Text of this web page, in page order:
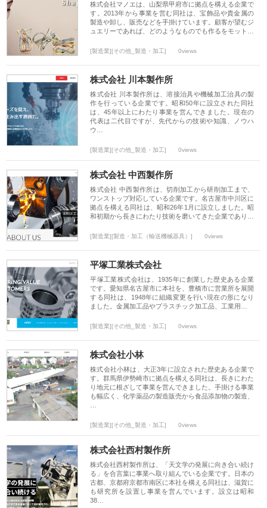
株式会社マノエは、山梨県甲府市に拠点を構える企業で
す。2013年から事業を営む同社は、宝飾品や貴金属の
製造や卸し、販売などを手掛けています。顧客が望むジ
ュエリーであれば、どのようなものでも作るをモット…
[製造業][その他_製造・加工] 0views
株式会社 川本製作所
株式会社 川本製作所は、溶接治具や機械加工治具の製
作を行っている企業です。昭和50年に設立された同社
は、45年以上にわたり事業を営んできました。現在の
代表は二代目ですが、先代からの技術や知識、ノウハ
ウ…
[製造業][その他_製造・加工] 0views
株式会社 中西製作所
株式会社 中西製作所は、切削加工から研削加工まで、
ワンストップ対応している企業です。名古屋市中川区に
拠点を構える同社は、昭和26年1月に設立しました。昭
和初期から長きにわたり技術を磨いてきた企業であり…
[製造業][製造・加工（輸送機械器具）] 0views
平塚工業株式会社
平塚工業株式会社は、1935年に創業した歴史ある企業
です。愛知県名古屋市に本社を、豊橋市に営業所を展開
する同社は、1948年に組織変更を行い現在の形になり
ました。金属加工品やプラスチック加工品、工業用…
[製造業][その他_製造・加工] 0views
株式会社小林
株式会社小林は、大正3年に設立された歴史ある企業で
す。群馬県伊勢崎市に拠点を構える同社は、長きにわた
り地元に根ざして事業を営んできました。手掛ける事業
も幅広く、化学薬品の製造販売から食品添加物の製造、
[製造業][その他_製造・加工] 0views
株式会社西村製作所
株式会社西村製作所は、「天文学の発展に向き合い続け
る」を合言葉に事業へ取り組んでいる企業です。日本の
古都、京都府京都市南区に本社を構える同社は、滋賀に
も研究所を設置し事業を営んでいます。設立は昭和
38…